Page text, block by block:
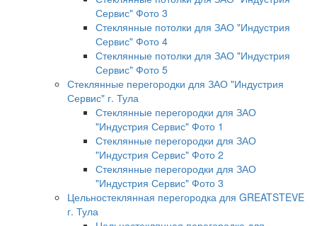
Сервис" Фото 3
Стеклянные потолки для ЗАО "Индустрия
Сервис" Фото 4
Стеклянные потолки для ЗАО "Индустрия
Сервис" Фото 5
Стеклянные перегородки для ЗАО "Индустрия
Сервис" г. Тула
Стеклянные перегородки для ЗАО
"Индустрия Сервис" Фото 1
Стеклянные перегородки для ЗАО
"Индустрия Сервис" Фото 2
Стеклянные перегородки для ЗАО
"Индустрия Сервис" Фото 3
Цельностеклянная перегородка для GREATSTEVE
г. Тула